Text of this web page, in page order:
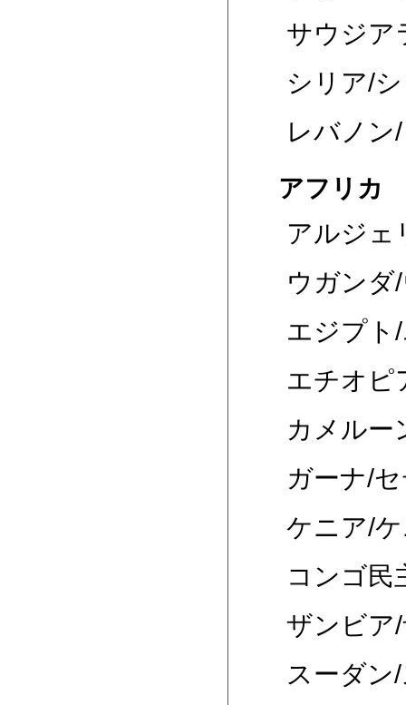
サウジア
シリア/
レバノン
アフリカ
アルジェ
ウガンダ
エジプト
エチオピ
カメルー
ガーナ/
ケニア/
コンゴ民
ザンビア
スーダン